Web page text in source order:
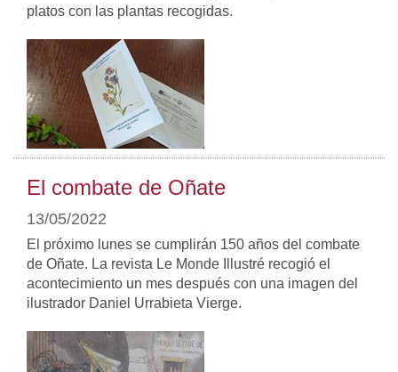
platos con las plantas recogidas.
El combate de Oñate
13/05/2022
El próximo lunes se cumplirán 150 años del combate
de Oñate. La revista Le Monde Illustré recogió el
acontecimiento un mes después con una imagen del
ilustrador Daniel Urrabieta Vierge.